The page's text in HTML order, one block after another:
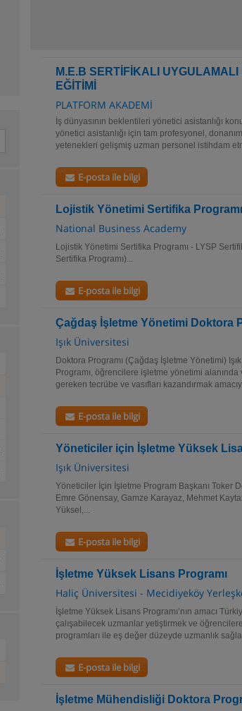
M.E.B SERTİFİKALI
EĞİTİMİ
PLATFORM AKADEMİ
İş dünyasının beklentileri yönetici asistanlığı
yönetici asistanlığı için tam profesyonel,
yetenekleri gelişmiş uzman personel istihdam
E-posta ile bilgi
Lojistik Yönetimi Sertifika Programı
National Business Academy
Lojistik Yönetimi Sertifika Programı - LYSP
Sertifika Programı)...
E-posta ile bilgi
Çağdaş İşletme Yönetimi Doktora
Işık Üniversitesi
Doktora Programı (Çağdaş İşletme Yönetimi)
Programı, öğrencilere işletme yönetimi
gereken tecrübe ve vasıfları kazandırmak
E-posta ile bilgi
Yöneticiler için İşletme Yüksek
Işık Üniversitesi
Yöneticiler İçin İşletme Program Başkanı Toker
Emre Gönensay, Gamze Karayaz, Mehmet
Yüksel,...
E-posta ile bilgi
İşletme Yüksek Lisans Programı
Haliç Üniversitesi - Mecidiyeköy
İşletme Yüksek Lisans Programı’nın amacı
çalışabilecek uzmanlar yetiştirmek ve
programları ile eş değer düzeyde uzmanlık
E-posta ile bilgi
İşletme Mühendisliği Doktora